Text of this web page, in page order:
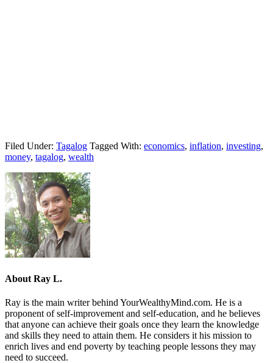
Filed Under: Tagalog Tagged With: economics, inflation, investing,
money, tagalog, wealth
About Ray L.
Ray is the main writer behind YourWealthyMind.com. He is a
proponent of self-improvement and self-education, and he believes
that anyone can achieve their goals once they learn the knowledge
and skills they need to attain them. He considers it his mission to
enrich lives and end poverty by teaching people lessons they may
need to succeed.